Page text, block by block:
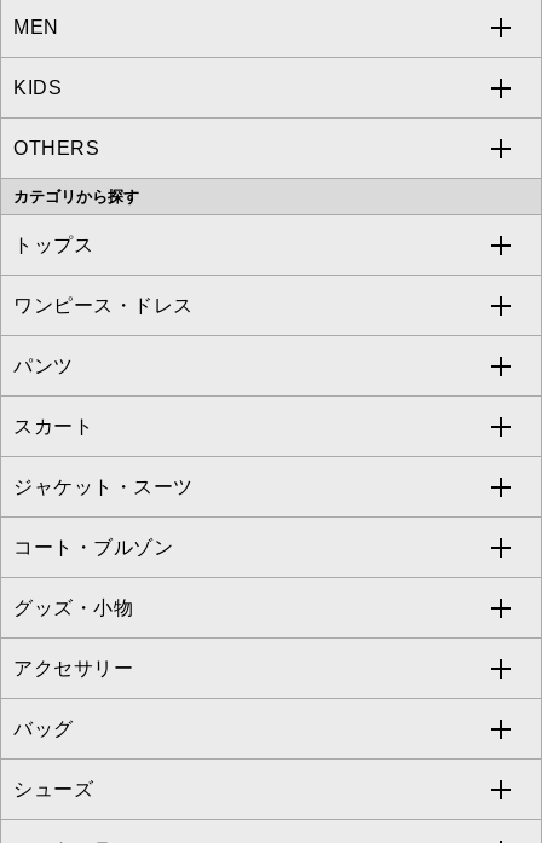
a.v.v
MICHEL KLEIN
MK MICHEL KLEIN
OFUON le MK
MEN
a.v.v
MICHEL KLEIN HOMME
MK MICHEL KLEIN HOMME
KIDS
a.v.v
OTHERS
MK MICHEL KLEIN BAG
カテゴリから探す
トップス
すべてのトップス
カットソー・Tシャツ
ブラウス・シャツ
ニット・セーター
カーディガン
アンサンブルセット
ベスト・ジレ
パーカー
タンクトップ・キャミソール
ワンピース・ドレス
すべてのワンピース・ドレス
ワンピース
ドレス
チュニック
ジャンパースカート
その他のワンピース・ドレス
パンツ
すべてのパンツ
フルレングスパンツ
クロップド・半端丈パンツ
ガウチョ・ワイドパンツ
ハーフ・ショート丈パンツ
サロペット・オールインワン
その他のパンツ
スカート
すべてのスカート
ロング・マキシ丈スカート
ひざ丈スカート
ミモレ丈スカート
ショート・ミニ丈スカート
その他のスカート
ジャケット・スーツ
すべてのジャケット・スーツ
テーラードジャケット
ノーカラージャケット
セットアップ
セットアップジャケット
コート・ブルゾン
すべてのコート・ブルゾン
トレンチコート
ピーコート
ダッフルコート
グッズ・小物
すべてのグッズ・小物
マスク
ストール・マフラー・スヌード
アクセサリー
すべてのアクセサリー
ネックレス
バッグ
すべてのバッグ
シューズ